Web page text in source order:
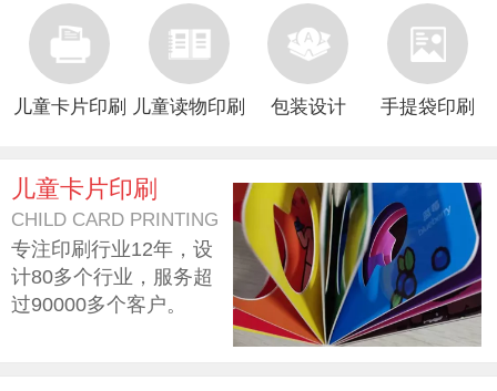
儿童卡片印刷 儿童读物印刷 包装设计 手提袋印刷
儿童卡片印刷
CHILD CARD PRINTING
专注印刷行业12年，设
计80多个行业，服务超
过90000多个客户。